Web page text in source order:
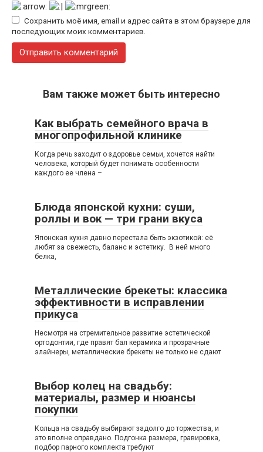
Сохранить моё имя, email и адрес сайта в этом браузере для
последующих моих комментариев.
Вам также может быть интересно
Как выбрать семейного врача в
многопрофильной клинике
Когда речь заходит о здоровье семьи, хочется найти
человека, который будет понимать особенности
каждого ее члена –
Блюда японской кухни: суши,
роллы и вок — три грани вкуса
Японская кухня давно перестала быть экзотикой: её
любят за свежесть, баланс и эстетику. В ней много
белка,
Металлические брекеты: классика
эффективности в исправлении
прикуса
Несмотря на стремительное развитие эстетической
ортодонтии, где правят бал керамика и прозрачные
элайнеры, металлические брекеты не только не сдают
Выбор колец на свадьбу:
материалы, размер и нюансы
покупки
Кольца на свадьбу выбирают задолго до торжества, и
это вполне оправдано. Подгонка размера, гравировка,
подбор парного комплекта требуют